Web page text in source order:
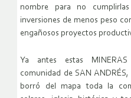
nombre para no
inversiones de menos peso
engañosos proyectos
Ya antes estas
comunidad de SAN
borró del mapa toda la